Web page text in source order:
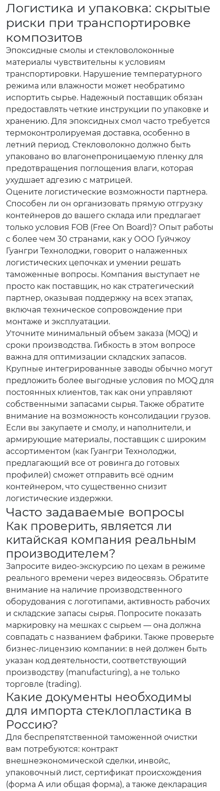
Логистика и упаковка: скрытые
риски при транспортировке
композитов
Эпоксидные смолы и стекловолоконные
материалы чувствительны к условиям
транспортировки. Нарушение температурного
режима или влажности может необратимо
испортить сырье. Надежный поставщик обязан
предоставлять четкие инструкции по упаковке и
хранению. Для эпоксидных смол часто требуется
термоконтролируемая доставка, особенно в
летний период. Стекловолокно должно быть
упаковано во влагонепроницаемую пленку для
предотвращения поглощения влаги, которая
ухудшает адгезию с матрицей.
Оцените логистические возможности партнера.
Способен ли он организовать прямую отгрузку
контейнеров до вашего склада или предлагает
только условия FOB (Free On Board)? Опыт работы
с более чем 30 странами, как у ООО Гуйчжоу
Гуангри Технолоджи, говорит о налаженных
логистических цепочках и умении решать
таможенные вопросы. Компания выступает не
просто как поставщик, но как стратегический
партнер, оказывая поддержку на всех этапах,
включая техническое сопровождение при
монтаже и эксплуатации.
Уточните минимальный объем заказа (MOQ) и
сроки производства. Гибкость в этом вопросе
важна для оптимизации складских запасов.
Крупные интегрированные заводы обычно могут
предложить более выгодные условия по MOQ для
постоянных клиентов, так как они управляют
собственными запасами сырья. Также обратите
внимание на возможность консолидации грузов.
Если вы закупаете и смолу, и наполнители, и
армирующие материалы, поставщик с широким
ассортиментом (как Гуангри Технолоджи,
предлагающий все от ровинга до готовых
профилей) сможет отправить всё одним
контейнером, что существенно снизит
логистические издержки.
Часто задаваемые вопросы
Как проверить, является ли
китайская компания реальным
производителем?
Запросите видео-экскурсию по цехам в режиме
реального времени через видеосвязь. Обратите
внимание на наличие производственного
оборудования с логотипами, активность рабочих
и складские запасы сырья. Попросите показать
маркировку на мешках с сырьем — она должна
совпадать с названием фабрики. Также проверьте
бизнес-лицензию компании: в ней должен быть
указан код деятельности, соответствующий
производству (manufacturing), а не только
торговле (trading).
Какие документы необходимы
для импорта стеклопластика в
Россию?
Для беспрепятственной таможенной очистки
вам потребуются: контракт
внешнеэкономической сделки, инвойс,
упаковочный лист, сертификат происхождения
(форма А или общая форма), а также декларация